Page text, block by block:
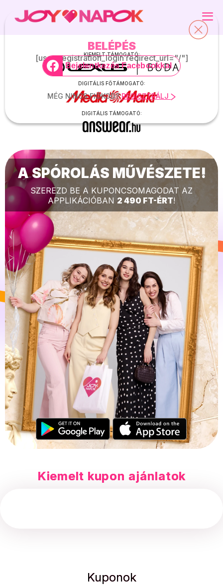
DIGITÁLIS KUPONOK
PROGRAMOK
GYAKRAN ISMÉTELT KÉRDÉSEK
JOY.HU
MAGAZIN ELŐFIZETÉS
SEGÍTHETÜNK? -> APP@JOY.HU
KEDVENC KUPONJAIM
ADATAIM
KIJELENTKEZÉS
KIEMELT TÁMOGATÓ:
DIGITÁLIS FŐTÁMOGATÓ:
DIGITÁLIS TÁMOGATÓ:
A SPÓROLÁS MŰVÉSZETE!
SZEREZD BE A KUPONCSOMAGODAT AZ
APPLIKÁCIÓBAN 2 490 FT-ÉRT!
Kiemelt kupon ajánlatok
Kuponok
BELÉPÉS
[user_registration_login redirect_url="/"]
Bejelentkezés Facebookkal
MÉG NINCS FIÓKOD?REGISZTRÁLJ